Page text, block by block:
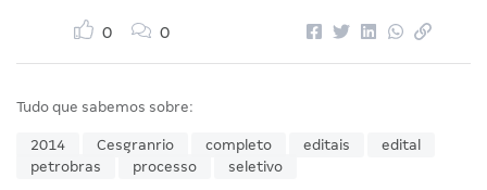
0 0
Tudo que sabemos sobre:
2014 Cesgranrio completo editais
edital
petrobras
processo seletivo